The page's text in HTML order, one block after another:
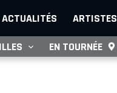
ACTUALITÉS ARTISTES
EN TOURNÉE